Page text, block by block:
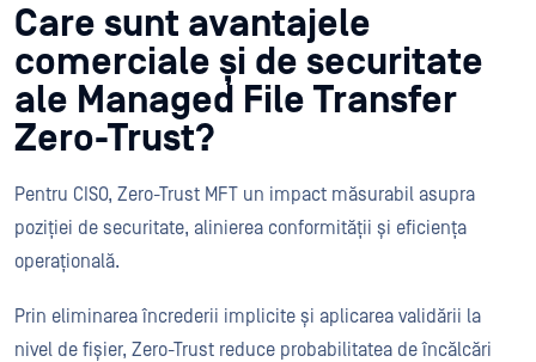
Care sunt avantajele
comerciale și de securitate
ale Managed File Transfer
Zero-Trust?
Pentru CISO, Zero-Trust MFT un impact măsurabil asupra
poziției de securitate, alinierea conformității și eficiența
operațională.
Prin eliminarea încrederii implicite și aplicarea validării la
nivel de fișier, Zero-Trust reduce probabilitatea de încălcări